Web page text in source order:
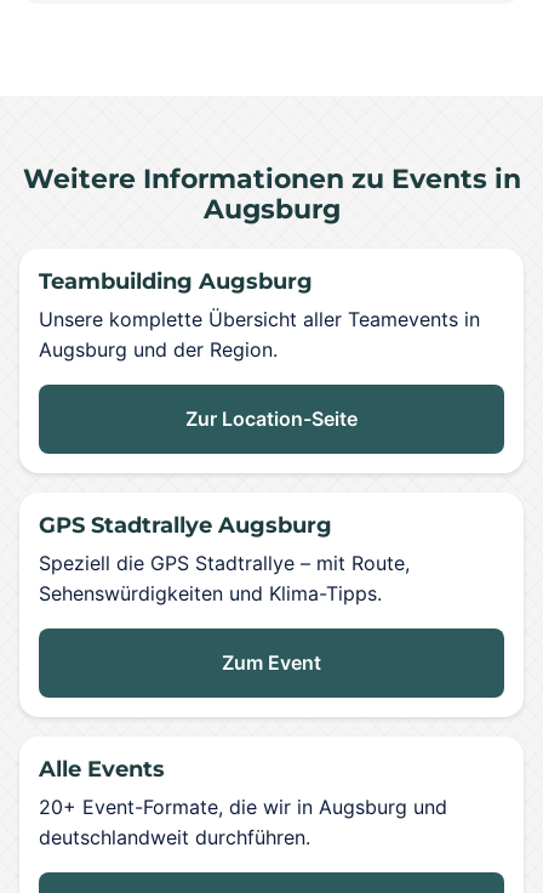
Weitere Informationen zu Events in
Augsburg
Teambuilding Augsburg
Unsere komplette Übersicht aller Teamevents in
Augsburg und der Region.
Zur Location-Seite
GPS Stadtrallye Augsburg
Speziell die GPS Stadtrallye – mit Route,
Sehenswürdigkeiten und Klima-Tipps.
Zum Event
Alle Events
20+ Event-Formate, die wir in Augsburg und
deutschlandweit durchführen.